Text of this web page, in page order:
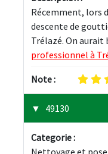
Récemment, lors
descente de
Trélazé. On aurait
professionnel à
Note :
49130
Categorie :